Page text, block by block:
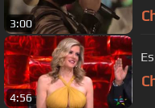
3:00
4:56